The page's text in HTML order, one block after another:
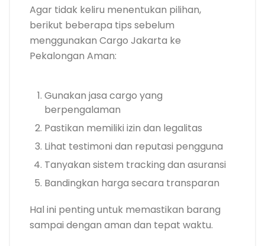
Agar tidak keliru menentukan pilihan,
berikut beberapa tips sebelum
menggunakan Cargo Jakarta ke
Pekalongan Aman:
Gunakan jasa cargo yang
berpengalaman
Pastikan memiliki izin dan legalitas
Lihat testimoni dan reputasi pengguna
Tanyakan sistem tracking dan asuransi
Bandingkan harga secara transparan
Hal ini penting untuk memastikan barang
sampai dengan aman dan tepat waktu.